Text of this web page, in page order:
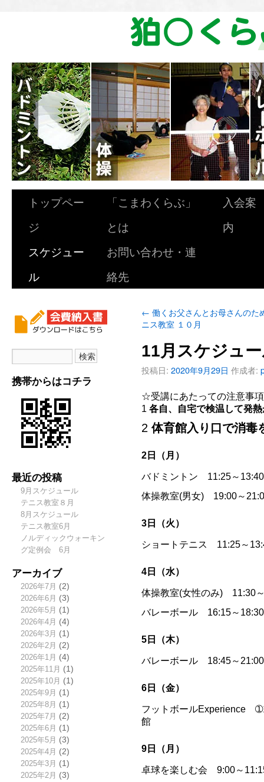
トップペー
ジ
「こまわくらぶ」
とは
入会案
内
スケジュー
ル
お問い合わせ・連
絡先
携帯からはコチラ
最近の投稿
9月スケジュール
テニス教室８月
8月スケジュール
テニス教室6月
ノルディックウォーキン
グ定例会 6月
アーカイブ
2026年7月 (2)
2026年6月 (3)
2026年5月 (1)
2026年4月 (4)
2026年3月 (1)
2026年2月 (2)
2026年1月 (4)
2025年11月 (1)
2025年10月 (1)
2025年9月 (1)
2025年8月 (1)
2025年7月 (2)
2025年6月 (1)
2025年5月 (3)
2025年4月 (2)
2025年3月 (1)
2025年2月 (3)
← 働くお父さんとお母さんのた
ニス教室 １０月
11月スケジュ
投稿日: 2020年9月29日 作成者:
☆受講にあたっての注意事
1 各自、自宅で検温して発
2 体育館入り口で消毒
2日（月）
バドミントン 11:25～
体操教室(男女) 19:00～
3日（火）
ショートテニス 11:25～
4日（水）
体操教室(女性のみ) 11:30
バレーボール 16:15～
5日（木）
バレーボール 18:45～
6日（金）
フットボールExperience
館
9日（月）
卓球を楽しむ会 9:00～